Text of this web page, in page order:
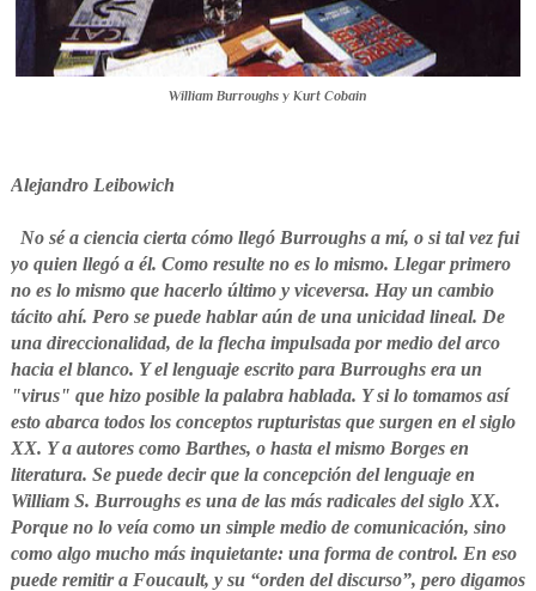
William Burroughs y Kurt Cobain
Alejandro Leibowich
No sé a ciencia cierta cómo llegó Burroughs a mí, o si tal vez fui
yo quien llegó a él. Como resulte no es lo mismo. Llegar primero
no es lo mismo que hacerlo último y viceversa. Hay un cambio
tácito ahí. Pero se puede hablar aún de una unicidad lineal. De
una direccionalidad, de la flecha impulsada por medio del arco
hacia el blanco. Y el lenguaje escrito para Burroughs era un
"virus" que hizo posible la palabra hablada. Y si lo tomamos así
esto abarca todos los conceptos rupturistas que surgen en el siglo
XX. Y a autores como Barthes, o hasta el mismo Borges en
literatura. Se puede decir que la concepción del lenguaje en
William S. Burroughs es una de las más radicales del siglo XX.
Porque no lo veía como un simple medio de comunicación, sino
como algo mucho más inquietante: una forma de control. En eso
puede remitir a Foucault, y su “orden del discurso”, pero digamos